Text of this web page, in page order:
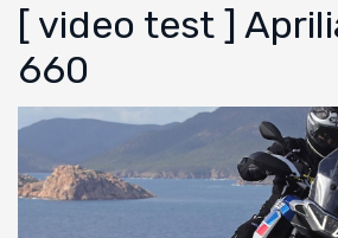
[ video test ]
660